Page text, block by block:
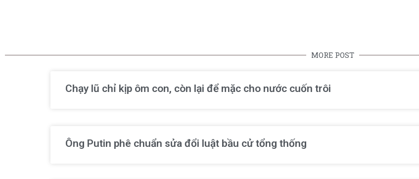
MORE POST
Chạy lũ chỉ kịp ôm con, còn lại để mặc cho nước cuốn trôi
Ông Putin phê chuẩn sửa đổi luật bầu cử tổng thống